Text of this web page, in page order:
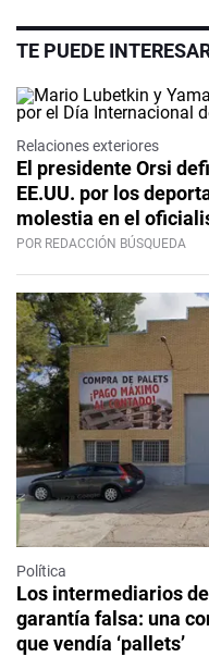
TE PUEDE
Relaciones exteriores
El presidente Orsi
EE.UU. por los
molestia en el
POR REDACCIÓN BÚSQUEDA
Política
Los intermediarios
garantía falsa: una
que vendía ‘pallets’